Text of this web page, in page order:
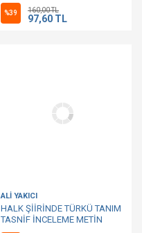
%39 160,00 TL
97,60 TL
ALİ YAKICI
HALK ŞİİRİNDE TÜRKÜ TANIM
TASNİF İNCELEME METİN